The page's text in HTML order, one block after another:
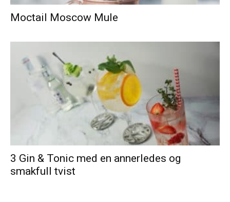
Moctail Moscow Mule
3 Gin & Tonic med en annerledes og
smakfull tvist